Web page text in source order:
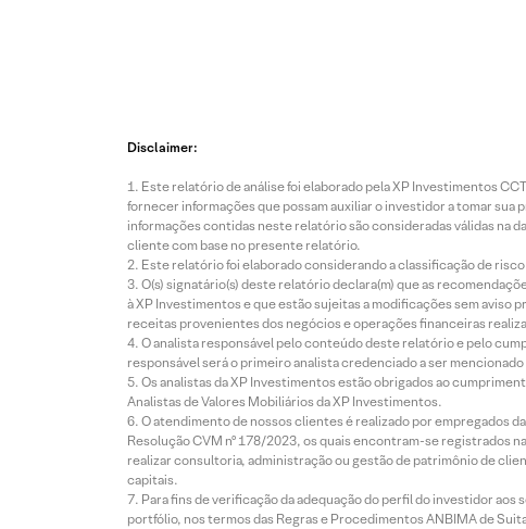
Disclaimer:
Este relatório de análise foi elaborado pela XP Investimentos
fornecer informações que possam auxiliar o investidor a tomar
informações contidas neste relatório são consideradas válidas na
cliente com base no presente relatório.
Este relatório foi elaborado considerando a classificação de
O(s) signatário(s) deste relatório declara(m) que as
à XP Investimentos e que estão sujeitas a modificações sem aviso
receitas provenientes dos negócios e operações financeiras
O analista responsável pelo conteúdo deste relatório e pelo
responsável será o primeiro analista credenciado a ser
Os analistas da XP Investimentos estão obrigados ao
Analistas de Valores Mobiliários da XP Investimentos.
O atendimento de nossos clientes é realizado por empregados
Resolução CVM nº 178/2023, os quais encontram-se registrados
realizar consultoria, administração ou gestão de patrimônio de
capitais.
Para fins de verificação da adequação do perfil do investidor
portfólio, nos termos das Regras e Procedimentos ANBIMA de